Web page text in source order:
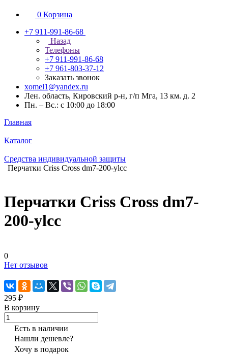
0 Корзина
+7 911-991-86-68
Назад
Телефоны
+7 911-991-86-68
+7 961-803-37-12
Заказать звонок
xomel1@yandex.ru
Лен. область, Кировский р-н, г/п Мга, 13 км. д. 2
Пн. – Вс.: с 10:00 до 18:00
Главная
Каталог
Средства индивидуальной защиты
Перчатки Criss Cross dm7-200-ylcc
Перчатки Criss Cross dm7-
200-ylcc
0
Нет отзывов
295 ₽
В корзину
Есть в наличии
Нашли дешевле?
Хочу в подарок